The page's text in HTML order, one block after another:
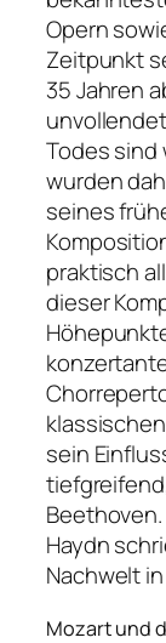
Opern
Zeitpunkt
35 Jahren
Todes
wurden
seines
praktisch
dieser
sein
Haydn
Nachwelt
Mozart und